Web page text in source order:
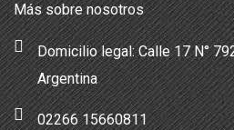
Más sobre nosotros
Domicilio legal: Calle 17 N°
Argentina
02266 15660811